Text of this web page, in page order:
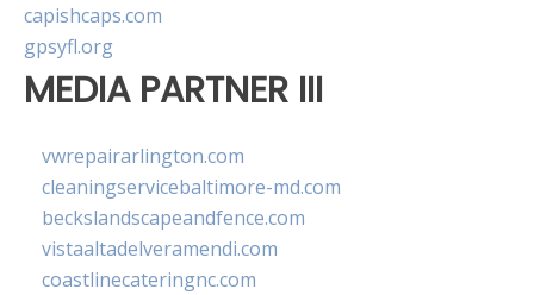
capishcaps.com
gpsyfl.org
MEDIA PARTNER III
vwrepairarlington.com
cleaningservicebaltimore-md.com
beckslandscapeandfence.com
vistaaltadelveramendi.com
coastlinecateringnc.com